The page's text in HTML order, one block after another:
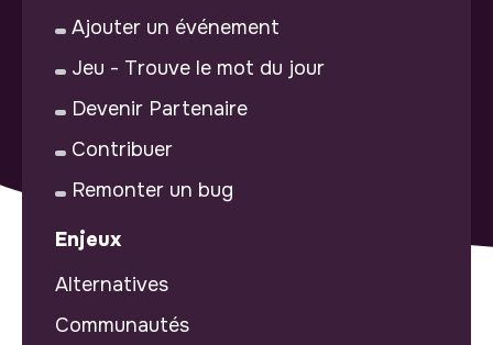
Ajouter un événement
Jeu - Trouve le mot du jour
Devenir Partenaire
Contribuer
Remonter un bug
Enjeux
Alternatives
Communautés